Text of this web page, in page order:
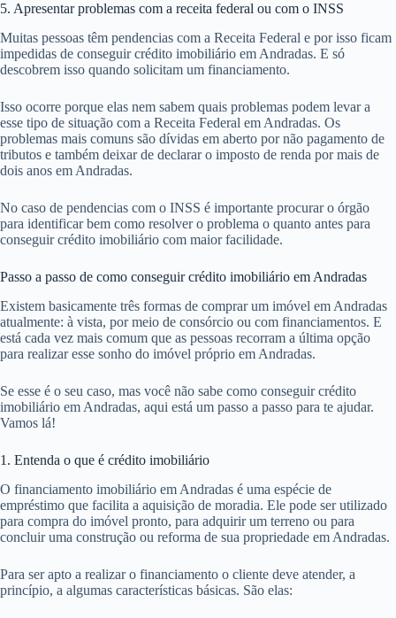
5. Apresentar problemas com a receita federal ou com o INSS
Muitas pessoas têm pendencias com a Receita Federal e por isso ficam
impedidas de conseguir crédito imobiliário em Andradas. E só
descobrem isso quando solicitam um financiamento.
Isso ocorre porque elas nem sabem quais problemas podem levar a
esse tipo de situação com a Receita Federal em Andradas. Os
problemas mais comuns são dívidas em aberto por não pagamento de
tributos e também deixar de declarar o imposto de renda por mais de
dois anos em Andradas.
No caso de pendencias com o INSS é importante procurar o órgão
para identificar bem como resolver o problema o quanto antes para
conseguir crédito imobiliário com maior facilidade.
Passo a passo de como conseguir crédito imobiliário em Andradas
Existem basicamente três formas de comprar um imóvel em Andradas
atualmente: à vista, por meio de consórcio ou com financiamentos. E
está cada vez mais comum que as pessoas recorram a última opção
para realizar esse sonho do imóvel próprio em Andradas.
Se esse é o seu caso, mas você não sabe como conseguir crédito
imobiliário em Andradas, aqui está um passo a passo para te ajudar.
Vamos lá!
1. Entenda o que é crédito imobiliário
O financiamento imobiliário em Andradas é uma espécie de
empréstimo que facilita a aquisição de moradia. Ele pode ser utilizado
para compra do imóvel pronto, para adquirir um terreno ou para
concluir uma construção ou reforma de sua propriedade em Andradas.
Para ser apto a realizar o financiamento o cliente deve atender, a
princípio, a algumas características básicas. São elas: